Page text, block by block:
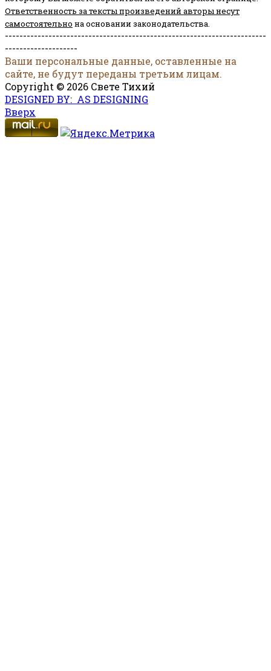
Ответственность за тексты произведений авторы несут
самостоятельно на основании законодательства.
------------------------------------------------------------------------
--------------------
Ваши персональные данные, оставленные на
сайте, не будут переданы третьим лицам.
Copyright © 2026 Свете Тихий
DESIGNED BY: AS DESIGNING
Вверх